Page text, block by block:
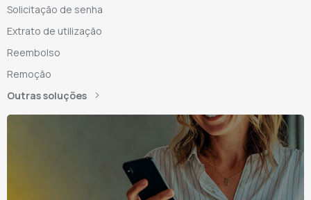
Solicitação de senha
Extrato de utilização
Reembolso
Remoção
Outras soluções